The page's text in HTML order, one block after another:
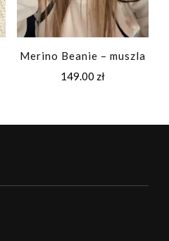
Merino Beanie – muszla
149.00 zł